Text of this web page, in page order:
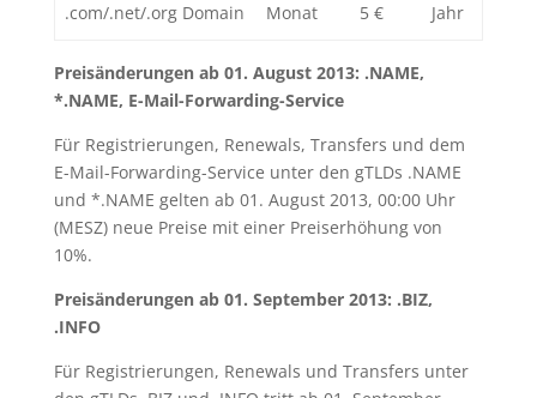
.com/.net/.org Domain
Monat
5 €
Jahr
Preisänderungen ab 01. August 2013: .NAME,
*.NAME, E-Mail-Forwarding-Service
Für Registrierungen, Renewals, Transfers und dem
E-Mail-Forwarding-Service unter den gTLDs .NAME
und *.NAME gelten ab 01. August 2013, 00:00 Uhr
(MESZ) neue Preise mit einer Preiserhöhung von
10%.
Preisänderungen ab 01. September 2013: .BIZ,
.INFO
Für Registrierungen, Renewals und Transfers unter